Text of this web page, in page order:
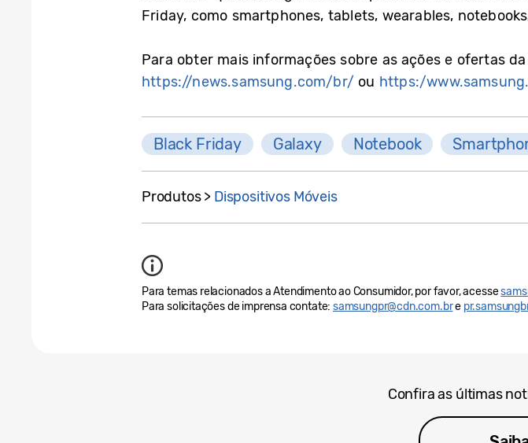
Friday, como smartphones, tablets, wearables,
Para obter mais informações sobre as ações e ofertas
https://news.samsung.com/br/ ou https:/
Black Friday Galaxy Notebook
Produtos > Dispositivos Móveis
Para temas relacionados a Atendimento ao Consumidor, por favor, acesse
Para solicitações de imprensa contate: samsungpr@cdn.com.bre
Confira as últimas